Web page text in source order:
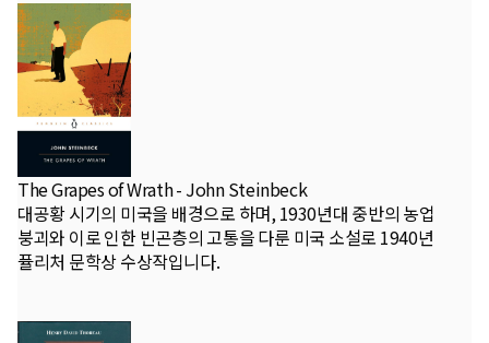
The Grapes of Wrath - John Steinbeck
대공황 시기의 미국을 배경으로 하며, 1930년대 중반의 농업
붕괴와 이로 인한 빈곤층의 고통을 다룬 미국 소설로 1940년
퓰리처 문학상 수상작입니다.